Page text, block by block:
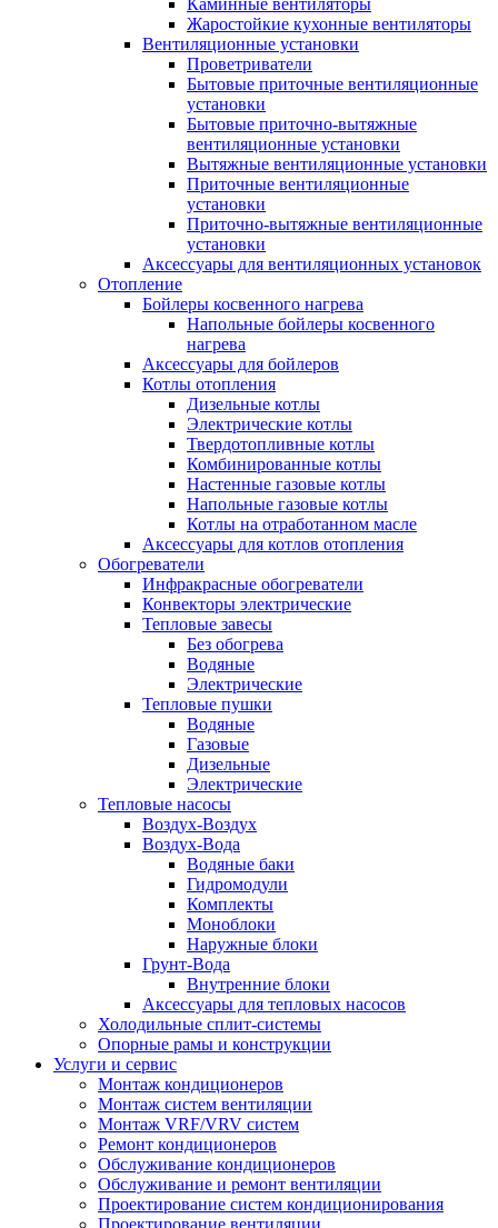
Каминные вентиляторы
Жаростойкие кухонные вентиляторы
Вентиляционные установки
Проветриватели
Бытовые приточные вентиляционные
установки
Бытовые приточно-вытяжные
вентиляционные установки
Вытяжные вентиляционные установки
Приточные вентиляционные
установки
Приточно-вытяжные вентиляционные
установки
Аксессуары для вентиляционных установок
Отопление
Бойлеры косвенного нагрева
Напольные бойлеры косвенного
нагрева
Аксессуары для бойлеров
Котлы отопления
Дизельные котлы
Электрические котлы
Твердотопливные котлы
Комбинированные котлы
Настенные газовые котлы
Напольные газовые котлы
Котлы на отработанном масле
Аксессуары для котлов отопления
Обогреватели
Инфракрасные обогреватели
Конвекторы электрические
Тепловые завесы
Без обогрева
Водяные
Электрические
Тепловые пушки
Водяные
Газовые
Дизельные
Электрические
Тепловые насосы
Воздух-Воздух
Воздух-Вода
Водяные баки
Гидромодули
Комплекты
Моноблоки
Наружные блоки
Грунт-Вода
Внутренние блоки
Аксессуары для тепловых насосов
Холодильные сплит-системы
Опорные рамы и конструкции
Услуги и сервис
Монтаж кондиционеров
Монтаж систем вентиляции
Монтаж VRF/VRV систем
Ремонт кондиционеров
Обслуживание кондиционеров
Обслуживание и ремонт вентиляции
Проектирование систем кондиционирования